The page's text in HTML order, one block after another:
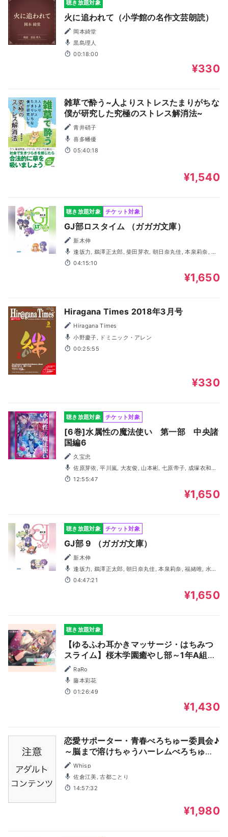
聴き放題対象
火に追われて（小学館の名作文芸朗読）
岡本綺堂
黒島理人
00:18:00
¥330
雑草で酔う~人よりストレスたまりがちな
僕が研究した究極のストレス解消法~
青井硝子
喜多幡優
05:40:18
¥1,540
聴き放題対象 チケット対象
GJ部ロスタイム （ガガガ文庫）
新木伸
逢坂力, 鵜澤正太郎, 柴田芽衣, 朝日奈丸佳, 本泉莉奈, 水
野亜美, 福緒唯, 高木美佑, 奥野香耶, 阿保まりあ
04:15:10
¥1,650
Hiragana Times 2018年3月号
Hiragana Times
小野慶子, ドミニック・アレン
00:25:55
¥330
聴き放題対象 チケット対象
[6巻]水属性の魔法使い 第一部 中央諸
国編6
久宝忠
佐原芽依, 平川嵐, 大友俊, 山本彬, 七原帝子, 成塚衣和美,
中村精道
12:55:47
¥1,650
聴き放題対象 チケット対象
GJ部 9 （ガガガ文庫）
新木伸
逢坂力, 鵜澤正太郎, 朝日奈丸佳, 本泉莉奈, 福緒唯, 水野
亜美, 浜崎七海, 高木美佑, 阿保まりあ, 奥野香耶
04:47:21
¥1,650
聴き放題対象
【ゆるふわ耳かきマッサージ・はちみつ
スライム】桜木学園癒やし部～1年A組・
上野このは ゆるふわ系女子のぽむぽむお
耳甘やかし編～【CV.藤本彩花】
RaRo
藤本彩花
01:26:49
¥1,430
恋愛サポーター・青春べろちゅー委員会♪
～脳まで溶けちゃうハーレムべろちゅ
ー！ 最強キステクで口内恋愛♪
Whisp
佐倉江美, 古都ことり
14:57:32
¥1,980